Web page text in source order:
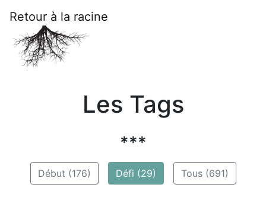
Retour à la racine
Les Tags
***
Début (176) Défi (29) Tous (691)